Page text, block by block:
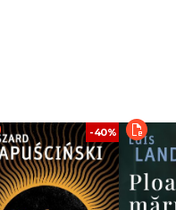
fost în urma unei îndelungi
povestea primei jumatăți de
confidenții mei? Iată
foarte îndepărtată. Speranța
direct, ca și cum aș fi unul
de litere britanici ai
-40%